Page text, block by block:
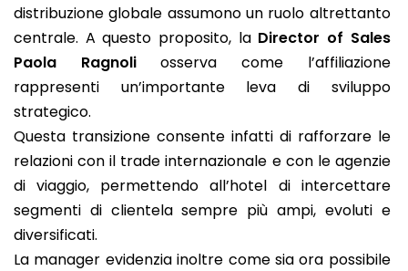
distribuzione globale assumono un ruolo altrettanto
centrale. A questo proposito, la Director of Sales
Paola Ragnoliosserva come l’affiliazione
rappresenti un’importante leva di sviluppo
strategico.
Questa transizione consente infatti di rafforzare le
relazioni con il trade internazionale e con le agenzie
di viaggio, permettendo all’hotel di intercettare
segmenti di clientela sempre più ampi, evoluti e
diversificati.
La manager evidenzia inoltre come sia ora possibile